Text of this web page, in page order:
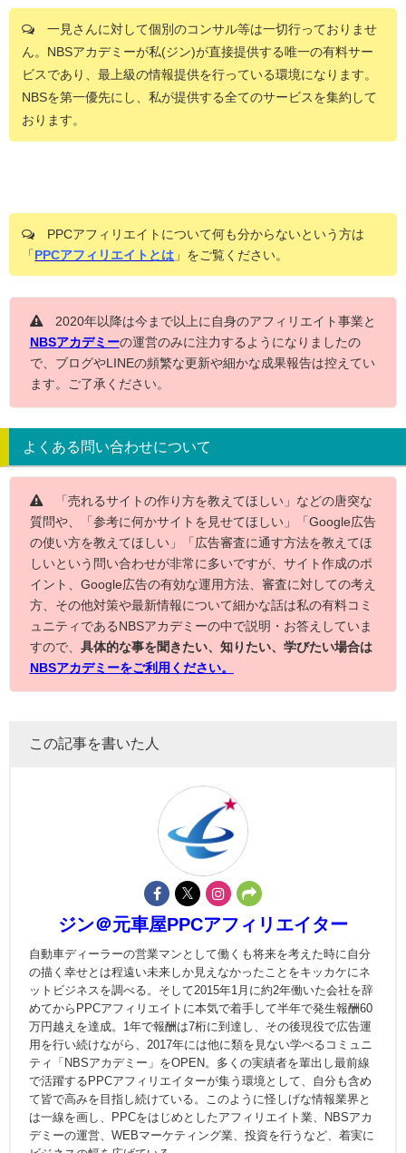
一見さんに対して個別のコンサル等は一切行っておりませ
ん。NBSアカデミーが私(ジン)が直接提供する唯一の有料サー
ビスであり、最上級の情報提供を行っている環境になります。
NBSを第一優先にし、私が提供する全てのサービスを集約して
おります。
PPCアフィリエイトについて何も分からないという方は
「 PPCアフィリエイトとは 」をご覧ください。
2020年以降は今まで以上に自身のアフィリエイト事業と
NBSアカデミーの運営のみに注力するようになりましたの
で、ブログやLINEの頻繁な更新や細かな成果報告は控えてい
ます。ご了承ください。
よくある問い合わせについて
「売れるサイトの作り方を教えてほしい」などの唐突な
質問や、「参考に何かサイトを見せてほしい」「Google広告
の使い方を教えてほしい」「広告審査に通す方法を教えてほ
しいという問い合わせが非常に多いですが、サイト作成のポ
イント、Google広告の有効な運用方法、審査に対しての考え
方、その他対策や最新情報について細かな話は私の有料コミ
ュニティであるNBSアカデミーの中で説明・お答えしていま
すので、 具体的な事を聞きたい、知りたい、学びたい場合は
NBSアカデミーをご利用ください。
この記事を書いた人
ジン＠元車屋PPCアフィリエイター
自動車ディーラーの営業マンとして働くも将来を考えた時に自分
の描く幸せとは程遠い未来しか見えなかったことをキッカケにネ
ットビジネスを調べる。そして2015年1月に約2年働いた会社を辞
めてからPPCアフィリエイトに本気で着手して半年で発生報酬60
万円越えを達成。1年で報酬は7桁に到達し、その後現役で広告運
用を行い続けながら、2017年には他に類を見ない学べるコミュニ
ティ「NBSアカデミー」をOPEN。多くの実績者を輩出し最前線
で活躍するPPCアフィリエイターが集う環境として、自分も含め
て皆で高みを目指し続けている。このように怪しげな情報業界と
は一線を画し、PPCをはじめとしたアフィリエイト業、NBSアカ
デミーの運営、WEBマーケティング業、投資を行うなど、着実に